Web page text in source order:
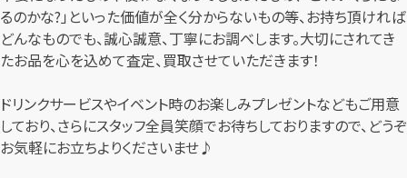
るのかな?」といった価値が全く分からないもの等、お持ち頂ければ
どんなものでも、誠心誠意、丁寧にお調べします。大切にされてき
たお品を心を込めて査定、買取させていただきます！
ドリンクサービスやイベント時のお楽しみプレゼントなどもご用意
しており、さらにスタッフ全員笑顔でお待ちしておりますので、どうぞ
お気軽にお立ちよりくださいませ♪